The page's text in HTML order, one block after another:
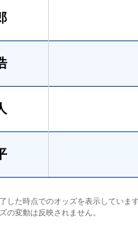
した時点でのオッズを表示していま
の変動は反映されません。